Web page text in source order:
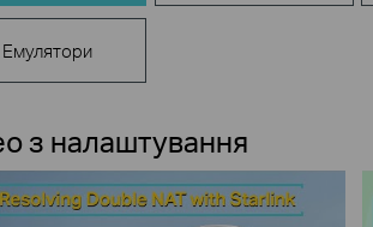
Емулятори
з налаштування